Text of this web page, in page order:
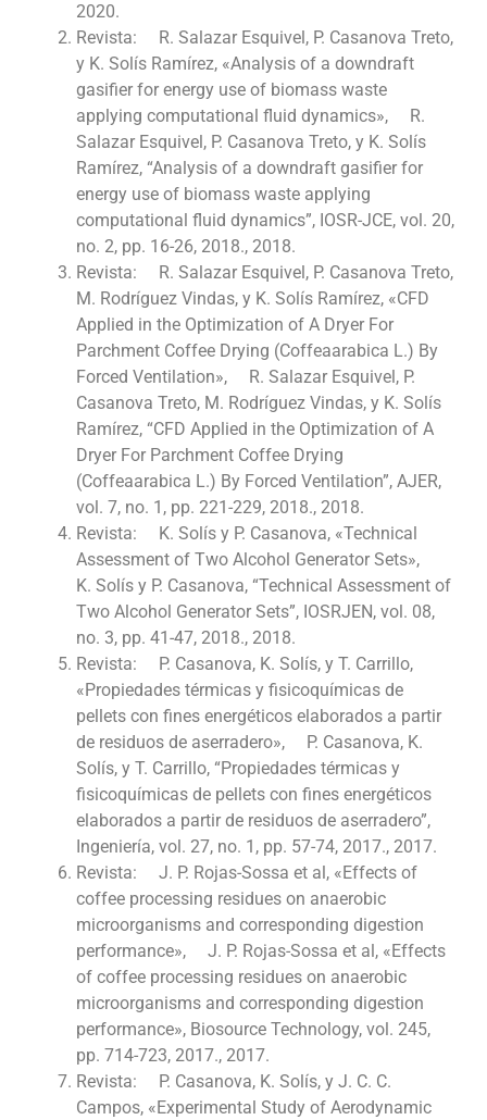
2020.
Revista: R. Salazar Esquivel, P. Casanova Treto,
y K. Solís Ramírez, «Analysis of a downdraft
gasifier for energy use of biomass waste
applying computational fluid dynamics», R.
Salazar Esquivel, P. Casanova Treto, y K. Solís
Ramírez, “Analysis of a downdraft gasifier for
energy use of biomass waste applying
computational fluid dynamics”, IOSR-JCE, vol. 20,
no. 2, pp. 16-26, 2018., 2018.
Revista: R. Salazar Esquivel, P. Casanova Treto,
M. Rodríguez Vindas, y K. Solís Ramírez, «CFD
Applied in the Optimization of A Dryer For
Parchment Coffee Drying (Coffeaarabica L.) By
Forced Ventilation», R. Salazar Esquivel, P.
Casanova Treto, M. Rodríguez Vindas, y K. Solís
Ramírez, “CFD Applied in the Optimization of A
Dryer For Parchment Coffee Drying
(Coffeaarabica L.) By Forced Ventilation”, AJER,
vol. 7, no. 1, pp. 221-229, 2018., 2018.
Revista: K. Solís y P. Casanova, «Technical
Assessment of Two Alcohol Generator Sets»,
K. Solís y P. Casanova, “Technical Assessment of
Two Alcohol Generator Sets”, IOSRJEN, vol. 08,
no. 3, pp. 41-47, 2018., 2018.
Revista: P. Casanova, K. Solís, y T. Carrillo,
«Propiedades térmicas y fisicoquímicas de
pellets con fines energéticos elaborados a partir
de residuos de aserradero», P. Casanova, K.
Solís, y T. Carrillo, “Propiedades térmicas y
fisicoquímicas de pellets con fines energéticos
elaborados a partir de residuos de aserradero”,
Ingeniería, vol. 27, no. 1, pp. 57-74, 2017., 2017.
Revista: J. P. Rojas-Sossa et al, «Effects of
coffee processing residues on anaerobic
microorganisms and corresponding digestion
performance», J. P. Rojas-Sossa et al, «Effects
of coffee processing residues on anaerobic
microorganisms and corresponding digestion
performance», Biosource Technology, vol. 245,
pp. 714-723, 2017., 2017.
Revista: P. Casanova, K. Solís, y J. C. C.
Campos, «Experimental Study of Aerodynamic